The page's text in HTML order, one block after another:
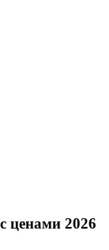
ценами 2026